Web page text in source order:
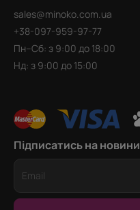
sales@minoko.com.ua
+38-097-959-97-77
Пн–Сб: з 9:00 до 18:00
Нд: з 9:00 до 15:00
Підписатись на новини